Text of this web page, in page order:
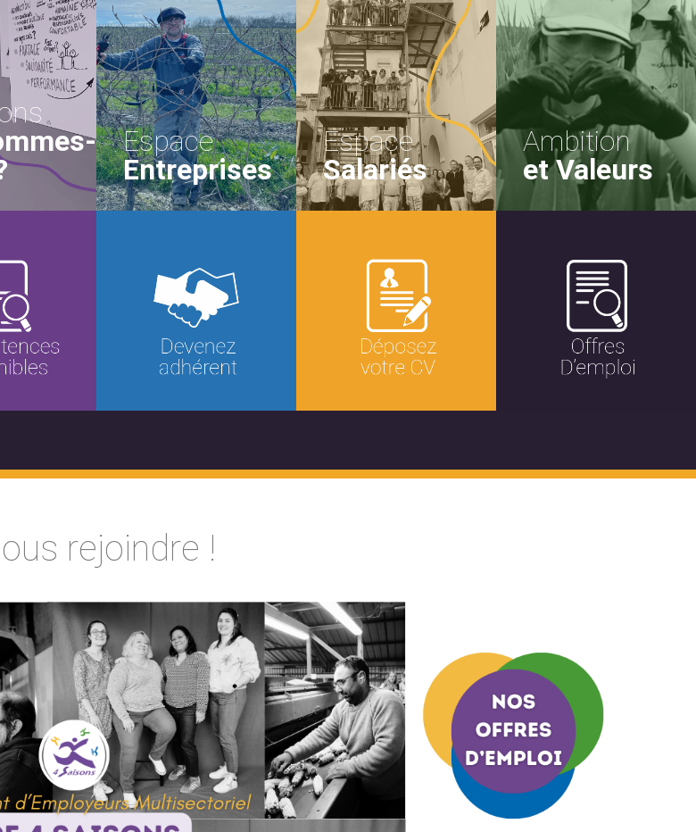
Espace
Entreprises
Espace
Salariés
Ambition
et Valeurs
rejoindre !